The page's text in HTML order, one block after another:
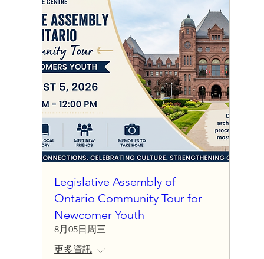
Legislative Assembly of
Ontario Community Tour for
Newcomer Youth
8月05日周三
更多資訊